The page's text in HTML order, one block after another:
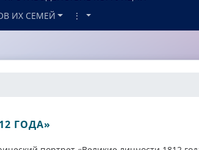
ИХ СЕМЕЙ ⋮
ГОДА»